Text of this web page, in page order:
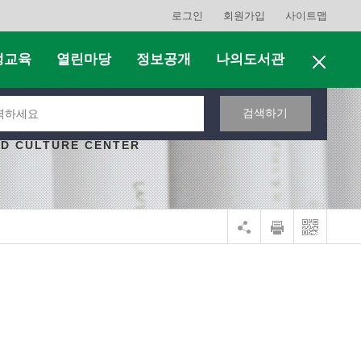
로그인 회원가입 사이트맵
교육 열린마당 정보공개 나의도서관
검색하기
CULTURE CENTER